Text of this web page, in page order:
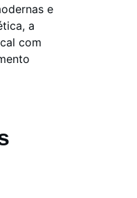
e
a
com